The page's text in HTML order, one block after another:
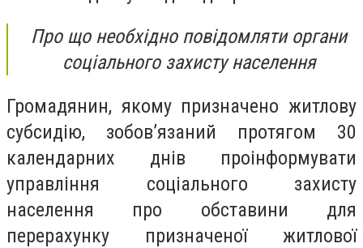
Про що необхідно повідомляти органи
соціального захисту населення
Громадянин, якому призначено житлову
субсидію, зобов’язаний протягом 30
календарних днів проінформувати
управління соціального захисту
населення про обставини для
перерахунку призначеної житлової